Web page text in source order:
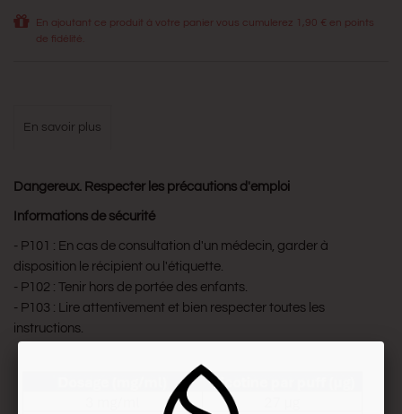
En ajoutant ce produit à votre panier vous cumulerez 1,90 € en points
de fidélité.
en savoir plus
Dangereux. Respecter les précautions d'emploi
Informations de sécurité
- P101 : En cas de consultation d'un médecin, garder à
disposition le récipient ou l'étiquette.
- P102 : Tenir hors de portée des enfants.
- P103 : Lire attentivement et bien respecter toutes les
instructions.